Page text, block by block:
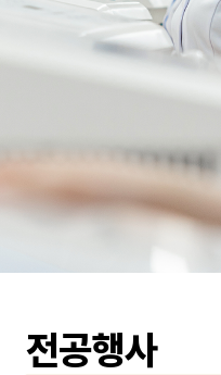
전공행사